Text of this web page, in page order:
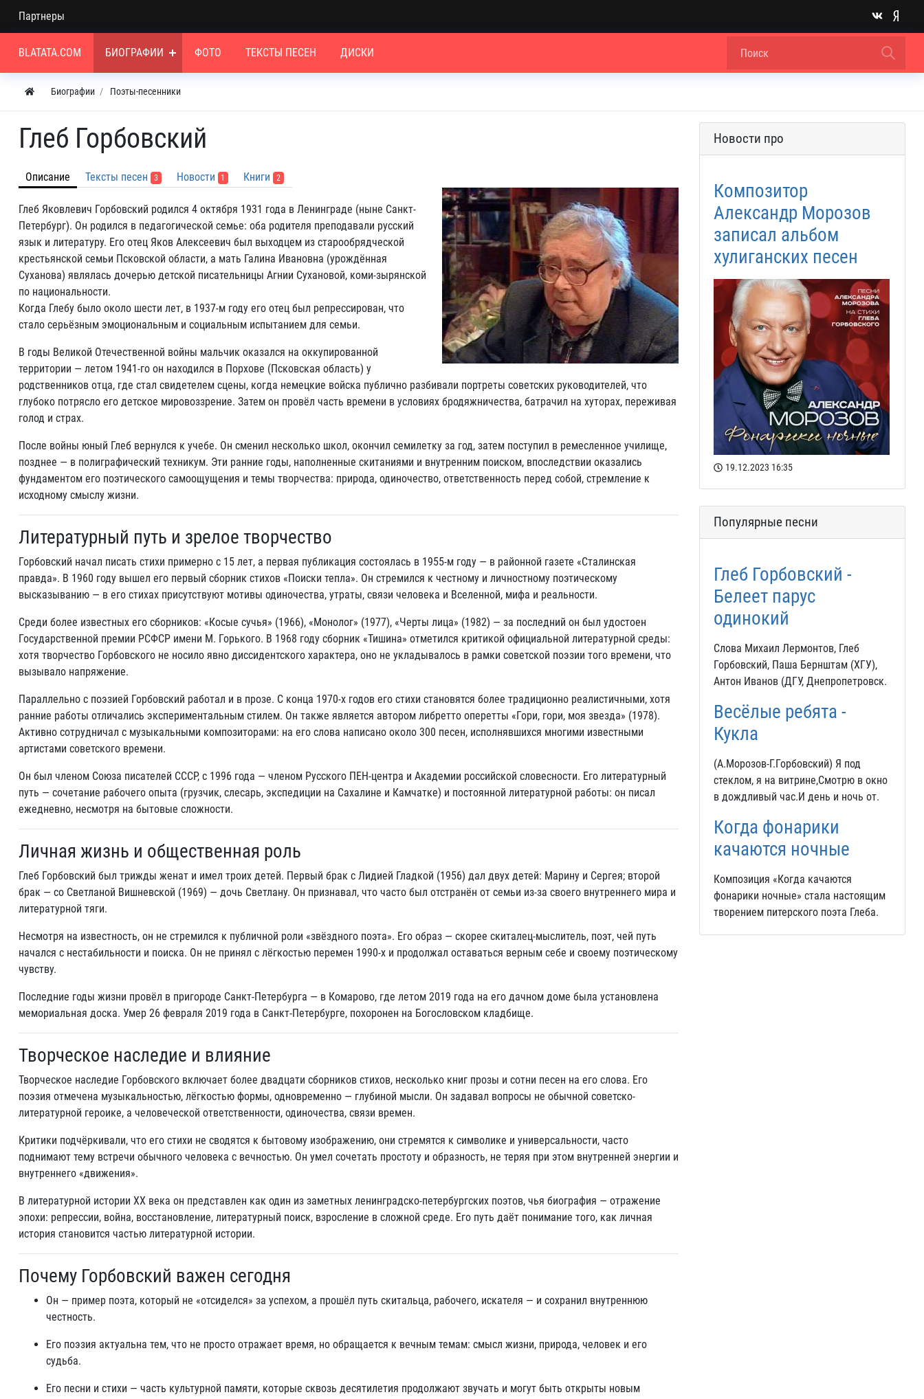
Партнеры
BLATATA.COM БИОГРАФИИ ФОТО ТЕКСТЫ ПЕСЕН ДИСКИ
Биографии Поэты-песенники
Глеб Горбовский
Описание Тексты песен 3 Новости 1 Книги 2
Глеб Яковлевич Горбовский родился 4 октября 1931 года в Ленинграде (ныне Санкт-
Петербург). Он родился в педагогической семье: оба родителя преподавали русский
язык и литературу. Его отец Яков Алексеевич был выходцем из старообрядческой
крестьянской семьи Псковской области, а мать Галина Ивановна (урождённая
Суханова) являлась дочерью детской писательницы Агнии Сухановой, коми-зырянской
по национальности.
Когда Глебу было около шести лет, в 1937-м году его отец был репрессирован, что
стало серьёзным эмоциональным и социальным испытанием для семьи.
В годы Великой Отечественной войны мальчик оказался на оккупированной
территории — летом 1941-го он находился в Порхове (Псковская область) у
родственников отца, где стал свидетелем сцены, когда немецкие войска публично разбивали портреты советских руководителей, что
глубоко потрясло его детское мировоззрение. Затем он провёл часть времени в условиях бродяжничества, батрачил на хуторах, переживая
голод и страх.
После войны юный Глеб вернулся к учебе. Он сменил несколько школ, окончил семилетку за год, затем поступил в ремесленное училище,
позднее — в полиграфический техникум. Эти ранние годы, наполненные скитаниями и внутренним поиском, впоследствии оказались
фундаментом его поэтического самоощущения и темы творчества: природа, одиночество, ответственность перед собой, стремление к
исходному смыслу жизни.
Литературный путь и зрелое творчество
Горбовский начал писать стихи примерно с 15 лет, а первая публикация состоялась в 1955-м году — в районной газете «Сталинская
правда». В 1960 году вышел его первый сборник стихов «Поиски тепла». Он стремился к честному и личностному поэтическому
высказыванию — в его стихах присутствуют мотивы одиночества, утраты, связи человека и Вселенной, мифа и реальности.
Среди более известных его сборников: «Косые сучья» (1966), «Монолог» (1977), «Черты лица» (1982) — за последний он был удостоен
Государственной премии РСФСР имени М. Горького. В 1968 году сборник «Тишина» отметился критикой официальной литературной среды:
хотя творчество Горбовского не носило явно диссидентского характера, оно не укладывалось в рамки советской поэзии того времени, что
вызывало напряжение.
Параллельно с поэзией Горбовский работал и в прозе. С конца 1970-х годов его стихи становятся более традиционно реалистичными, хотя
ранние работы отличались экспериментальным стилем. Он также является автором либретто оперетты «Гори, гори, моя звезда» (1978).
Активно сотрудничал с музыкальными композиторами: на его слова написано около 300 песен, исполнявшихся многими известными
артистами советского времени.
Он был членом Союза писателей СССР, с 1996 года — членом Русского ПЕН-центра и Академии российской словесности. Его литературный
путь — сочетание рабочего опыта (грузчик, слесарь, экспедиции на Сахалине и Камчатке) и постоянной литературной работы: он писал
ежедневно, несмотря на бытовые сложности.
Личная жизнь и общественная роль
Глеб Горбовский был трижды женат и имел троих детей. Первый брак с Лидией Гладкой (1956) дал двух детей: Марину и Сергея; второй
брак — со Светланой Вишневской (1969) — дочь Светлану. Он признавал, что часто был отстранён от семьи из-за своего внутреннего мира и
литературной тяги.
Несмотря на известность, он не стремился к публичной роли «звёздного поэта». Его образ — скорее скиталец-мыслитель, поэт, чей путь
начался с нестабильности и поиска. Он не принял с лёгкостью перемен 1990-х и продолжал оставаться верным себе и своему поэтическому
чувству.
Последние годы жизни провёл в пригороде Санкт-Петербурга — в Комарово, где летом 2019 года на его дачном доме была установлена
мемориальная доска. Умер 26 февраля 2019 года в Санкт-Петербурге, похоронен на Богословском кладбище.
Творческое наследие и влияние
Творческое наследие Горбовского включает более двадцати сборников стихов, несколько книг прозы и сотни песен на его слова. Его
поэзия отмечена музыкальностью, лёгкостью формы, одновременно — глубиной мысли. Он задавал вопросы не обычной советско-
литературной героике, а человеческой ответственности, одиночества, связи времен.
Критики подчёркивали, что его стихи не сводятся к бытовому изображению, они стремятся к символике и универсальности, часто
поднимают тему встречи обычного человека с вечностью. Он умел сочетать простоту и образность, не теряя при этом внутренней энергии и
внутреннего «движения».
В литературной истории XX века он представлен как один из заметных ленинградско-петербургских поэтов, чья биография — отражение
эпохи: репрессии, война, восстановление, литературный поиск, взросление в сложной среде. Его путь даёт понимание того, как личная
история становится частью литературной истории.
Почему Горбовский важен сегодня
Он — пример поэта, который не «отсиделся» за успехом, а прошёл путь скитальца, рабочего, искателя — и сохранил внутреннюю
честность.
Его поэзия актуальна тем, что не просто отражает время, но обращается к вечным темам: смысл жизни, природа, человек и его
судьба.
Его песни и стихи — часть культурной памяти, которые сквозь десятилетия продолжают звучать и могут быть открыты новым
Новости про
Композитор
Александр Морозов
записал альбом
хулиганских песен
19.12.2023 16:35
Популярные песни
Глеб Горбовский -
Белеет парус
одинокий
Слова Михаил Лермонтов, Глеб
Горбовский, Паша Бернштам (ХГУ),
Антон Иванов (ДГУ, Днепропетровск.
Весёлые ребята -
Кукла
(А.Морозов-Г.Горбовский) Я под
стеклом, я на витрине,Смотрю в окно
в дождливый час.И день и ночь от.
Когда фонарики
качаются ночные
Композиция «Когда качаются
фонарики ночные» стала настоящим
творением питерского поэта Глеба.